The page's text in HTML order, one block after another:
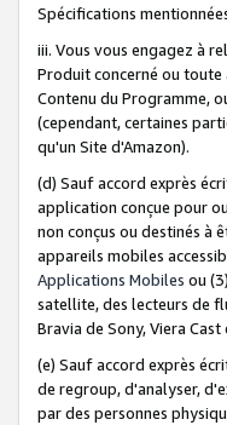
Spécifications
iii. Vous vous engagez à
Produit concerné ou toute
Contenu du Programme,
(cependant, certaines
qu'un Site d'Amazon).
(d) Sauf accord exprès
application conçue pour
non conçus ou destinés à
appareils mobiles
Applications Mobiles ou
satellite, des lecteurs de
Bravia de Sony, Viera
(e) Sauf accord exprès
de regroup, d'analyser,
par des personnes